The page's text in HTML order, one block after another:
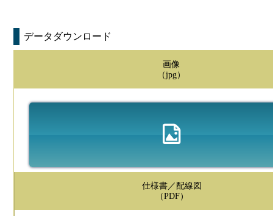
データダウンロード
画像
（jpg）
仕様書／配線図
（PDF）